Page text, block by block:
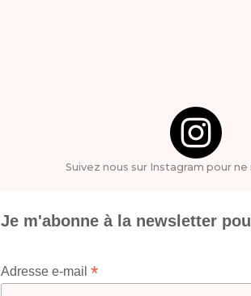
Suivez nous sur Instagram pour ne
Je m'abonne à la newsletter
Adresse e-mail *